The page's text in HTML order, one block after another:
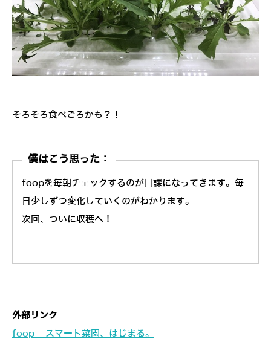
そろそろ食べごろかも？！
僕はこう思った：
foopを毎朝チェックするのが日課になってきます。毎
日少しずつ変化していくのがわかります。
次回、ついに収穫へ！
外部リンク
foop – スマート菜園、はじまる。